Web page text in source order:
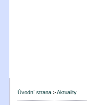
Úvodní strana>Aktuality